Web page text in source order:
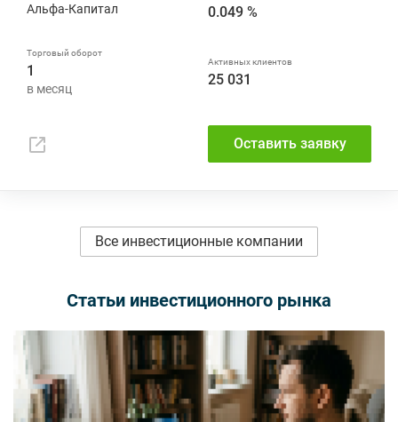
Альфа-Капитал 0.049 %
1
25 031
Оставить заявку
Все инвестиционные компании
Статьи инвестиционного рынка